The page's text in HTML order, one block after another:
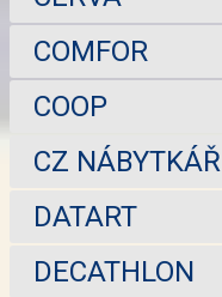
COMFOR
COOP
CZ NÁBYTKÁŘ
DATART
DECATHLON